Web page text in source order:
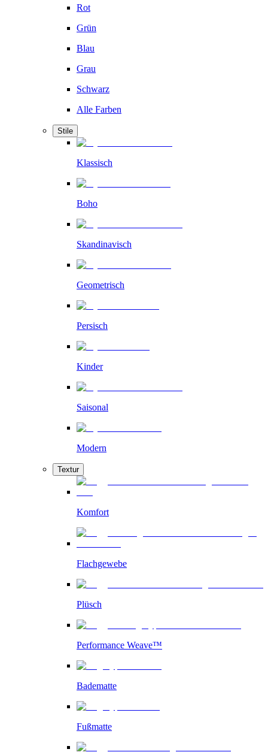
Rot
Grün
Blau
Grau
Schwarz
Alle Farben
Stile
Klassisch
Boho
Skandinavisch
Geometrisch
Persisch
Kinder
Saisonal
Modern
Textur
Komfort
Flachgewebe
Plüsch
Performance Weave™
Badematte
Fußmatte